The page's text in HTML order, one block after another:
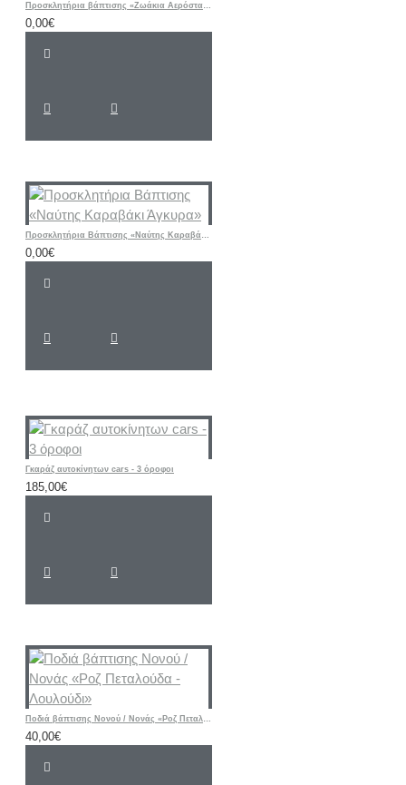
Προσκλητήρια βάπτισης «Ζωάκια Αερόστατο Μπαλόνια»
0,00€
Προσκλητήρια Βάπτισης «Ναύτης Καραβάκι Άγκυρα»
0,00€
Γκαράζ αυτοκίνητων cars - 3 όροφοι
185,00€
Ποδιά βάπτισης Νονού / Νονάς «Ροζ Πεταλούδα - Λουλούδι»
40,00€